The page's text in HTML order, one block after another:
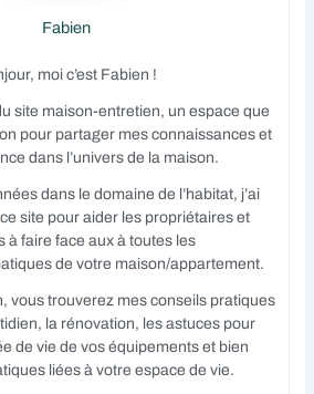
Fabien
moi c’est Fabien !
site maison-entretien, un espace que
pour partager mes connaissances et
dans l’univers de la maison.
dans le domaine de l’habitat, j’ai
site pour aider les propriétaires et
à faire face aux à toutes les
de votre maison/appartement.
vous trouverez mes conseils pratiques
la rénovation, les astuces pour
de vie de vos équipements et bien
liées à votre espace de vie.